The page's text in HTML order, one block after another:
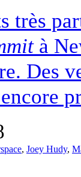
très
à
Des
, Joey Hudy,